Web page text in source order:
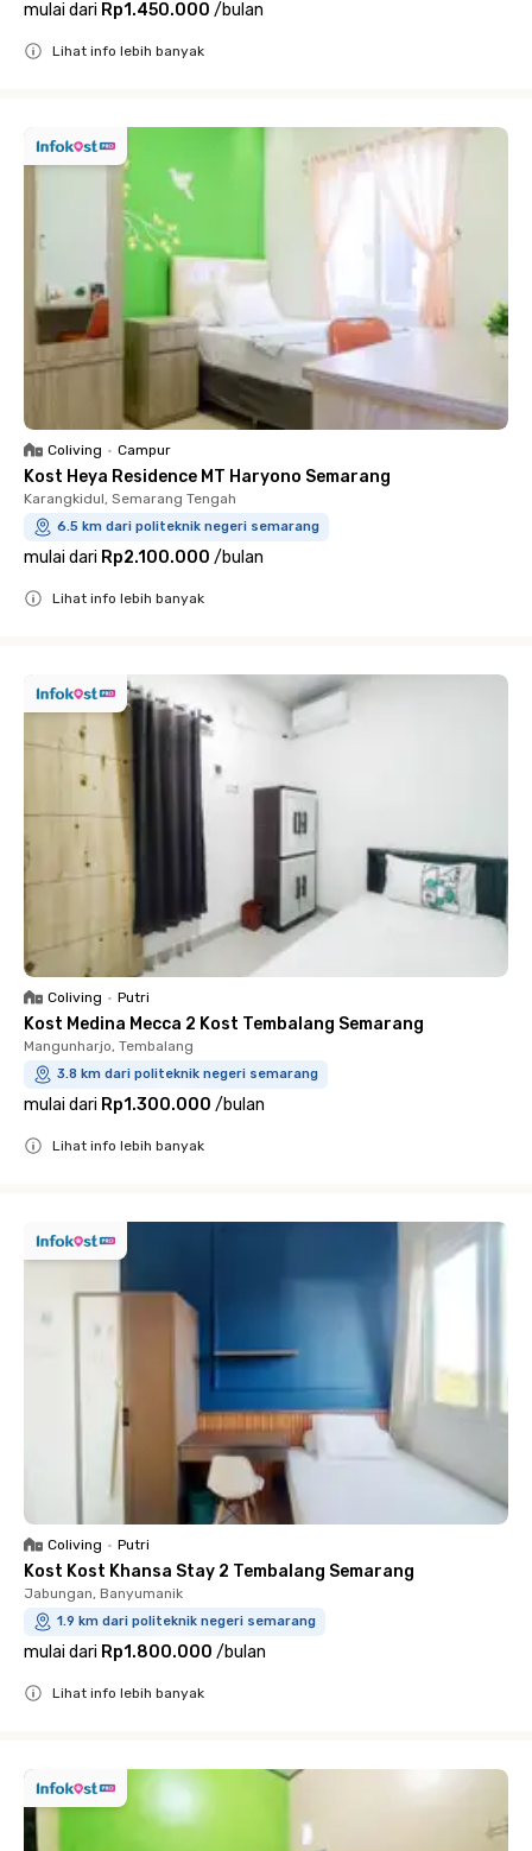
mulai dari Rp1.450.000 /bulan
Lihat info lebih banyak
Coliving • Campur
Kost Heya Residence MT Haryono Semarang
Karangkidul, Semarang Tengah
6.5 km dari politeknik negeri semarang
mulai dari Rp2.100.000 /bulan
Lihat info lebih banyak
Coliving • Putri
Kost Medina Mecca 2 Kost Tembalang Semarang
Mangunharjo, Tembalang
3.8 km dari politeknik negeri semarang
mulai dari Rp1.300.000 /bulan
Lihat info lebih banyak
Coliving • Putri
Kost Kost Khansa Stay 2 Tembalang Semarang
Jabungan, Banyumanik
1.9 km dari politeknik negeri semarang
mulai dari Rp1.800.000 /bulan
Lihat info lebih banyak